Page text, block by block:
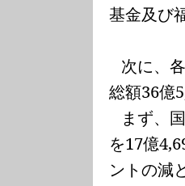
基金及び
次に、
総額36億
まず、
を17億
ントの減